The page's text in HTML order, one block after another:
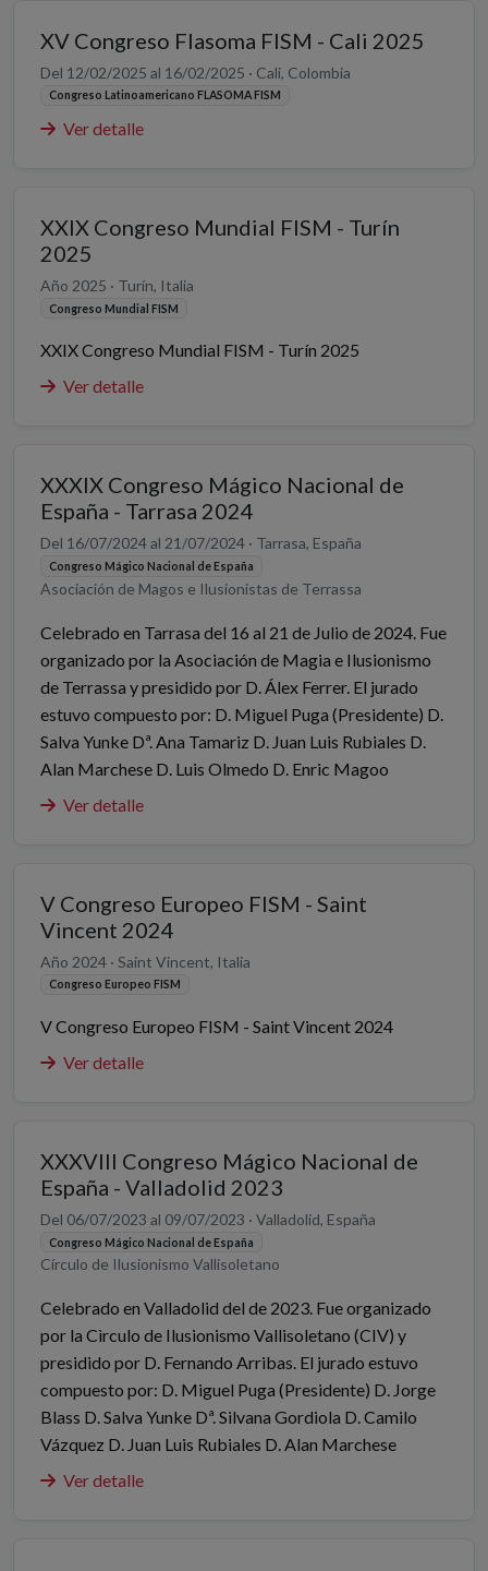
XV Congreso Flasoma FISM - Cali 2025
Del 12/02/2025 al 16/02/2025 · Cali, Colombia
Congreso Latinoamericano FLASOMA FISM
Ver detalle
XXIX Congreso Mundial FISM - Turín
2025
Año 2025 · Turín, Italia
Congreso Mundial FISM
XXIX Congreso Mundial FISM - Turín 2025
Ver detalle
XXXIX Congreso Mágico Nacional de
España - Tarrasa 2024
Del 16/07/2024 al 21/07/2024 · Tarrasa, España
Congreso Mágico Nacional de España
Asociación de Magos e Ilusionistas de Terrassa
Celebrado en Tarrasa del 16 al 21 de Julio de 2024. Fue
organizado por la Asociación de Magia e Ilusionismo
de Terrassa y presidido por D. Álex Ferrer. El jurado
estuvo compuesto por: D. Miguel Puga (Presidente) D.
Salva Yunke Dª. Ana Tamariz D. Juan Luis Rubiales D.
Alan Marchese D. Luis Olmedo D. Enric Magoo
Ver detalle
V Congreso Europeo FISM - Saint
Vincent 2024
Año 2024 · Saint Vincent, Italia
Congreso Europeo FISM
V Congreso Europeo FISM - Saint Vincent 2024
Ver detalle
XXXVIII Congreso Mágico Nacional de
España - Valladolid 2023
Del 06/07/2023 al 09/07/2023 · Valladolid, España
Congreso Mágico Nacional de España
Círculo de Ilusionismo Vallisoletano
Celebrado en Valladolid del de 2023. Fue organizado
por la Cìrculo de Ilusionismo Vallisoletano (CIV) y
presidido por D. Fernando Arribas. El jurado estuvo
compuesto por: D. Miguel Puga (Presidente) D. Jorge
Blass D. Salva Yunke Dª. Silvana Gordiola D. Camilo
Vázquez D. Juan Luis Rubiales D. Alan Marchese
Ver detalle